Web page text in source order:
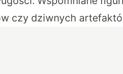
czy dziwnych